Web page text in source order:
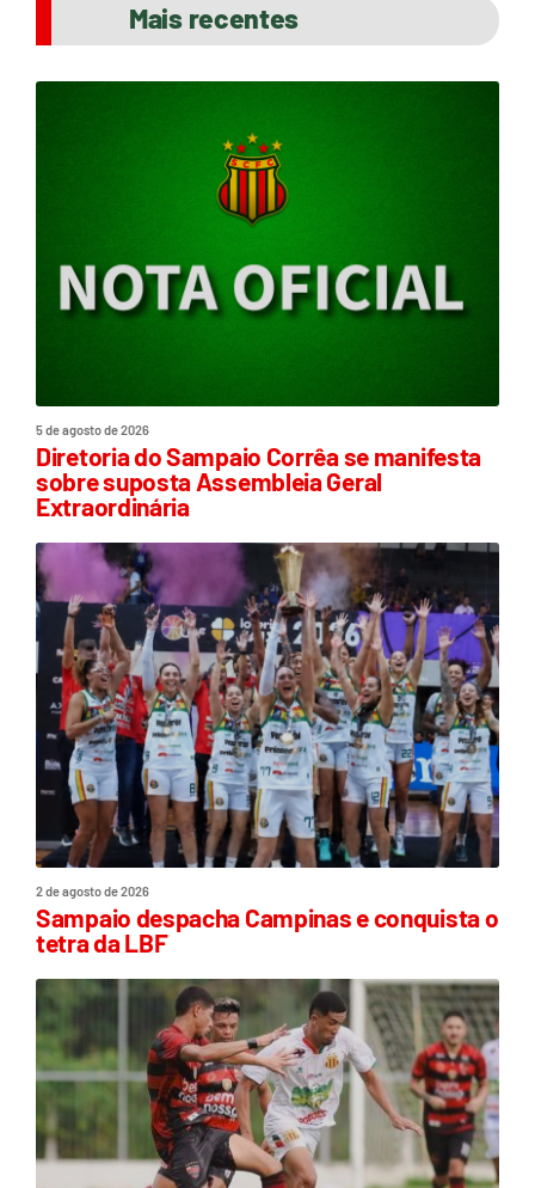
Mais recentes
5 de agosto de 2026
Diretoria do Sampaio Corrêa se manifesta
sobre suposta Assembleia Geral
Extraordinária
2 de agosto de 2026
Sampaio despacha Campinas e conquista o
tetra da LBF